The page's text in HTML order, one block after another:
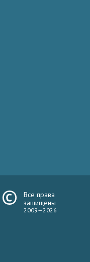
Все права
защищены
2009—2026